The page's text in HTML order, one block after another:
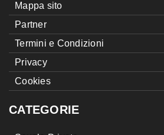
Mappa sito
Partner
Termini e Condizioni
Privacy
Cookies
CATEGORIE